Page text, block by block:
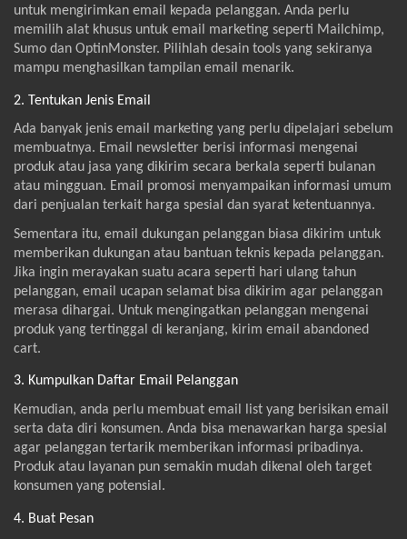
untuk mengirimkan email kepada pelanggan. Anda perlu
memilih alat khusus untuk email marketing seperti Mailchimp,
Sumo dan OptinMonster. Pilihlah desain tools yang sekiranya
mampu menghasilkan tampilan email menarik.
2. Tentukan Jenis Email
Ada banyak jenis email marketing yang perlu dipelajari sebelum
membuatnya. Email newsletter berisi informasi mengenai
produk atau jasa yang dikirim secara berkala seperti bulanan
atau mingguan. Email promosi menyampaikan informasi umum
dari penjualan terkait harga spesial dan syarat ketentuannya.
Sementara itu, email dukungan pelanggan biasa dikirim untuk
memberikan dukungan atau bantuan teknis kepada pelanggan.
Jika ingin merayakan suatu acara seperti hari ulang tahun
pelanggan, email ucapan selamat bisa dikirim agar pelanggan
merasa dihargai. Untuk mengingatkan pelanggan mengenai
produk yang tertinggal di keranjang, kirim email abandoned
cart.
3. Kumpulkan Daftar Email Pelanggan
Kemudian, anda perlu membuat email list yang berisikan email
serta data diri konsumen. Anda bisa menawarkan harga spesial
agar pelanggan tertarik memberikan informasi pribadinya.
Produk atau layanan pun semakin mudah dikenal oleh target
konsumen yang potensial.
4. Buat Pesan